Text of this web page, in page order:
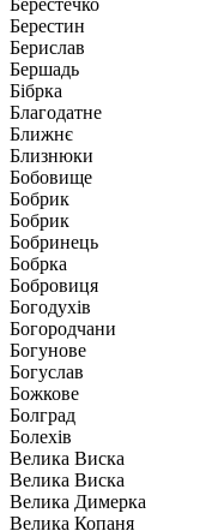
Берестин
Берислав
Бершадь
Бібрка
Благодатне
Ближнє
Близнюки
Бобовище
Бобрик
Бобрик
Бобринець
Бобрка
Бобровиця
Богодухів
Богородчани
Богунове
Богуслав
Божкове
Болград
Болехів
Велика Виска
Велика Виска
Велика Димерка
Велика Копаня